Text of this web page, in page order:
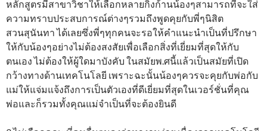
หลักสูตรมีสาขาวิชาให้เลือกหลายกิ้งก้านน้องๆสามารถที่จะใส่
ความทราบประสบการณ์ต่างๆรวมถึงพูดคุยกับพี่ๆนิสิต
สวนสุนันทา ได้เลยซึ่งพี่ๆทุกคนจะรอให้คำแนะนำเป็นที่ปรึกษา
ให้กับน้องๆอย่างไม่ต้องสงสัยเพื่อเลือกสิ่งที่เยี่ยมที่สุดให้กับ
ตนเอง ไม่ต้องให้ผู้ใดมาบังคับ ในสมัยพ.ศนี้แล้วเป็นสมัยที่เปิด
กว้างทางด้านเทคโนโลยี เพราะฉะนั้นน้องๆควรจะคุยกับพ่อกับ
แม่ให้แจ่มแจ้งถึงการเป็นตัวเองที่ดีเยี่ยมที่สุดในเวอร์ชั่นที่คุณ
พ่อและก็รวมทั้งคุณแม่จำเป็นที่จะต้องยินดี